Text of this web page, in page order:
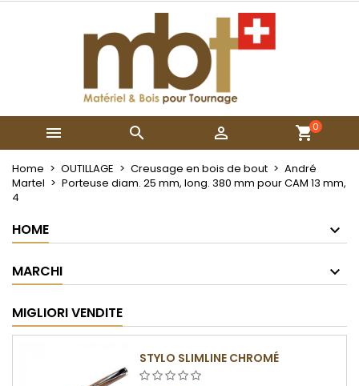
   0
Home OUTILLAGE Creusage en bois de bout
André
Martel
Porteuse diam. 25 mm, long. 380 mm pour CAM 13 mm,
4
HOME
MARCHI
MIGLIORI VENDITE
STYLO SLIMLINE CHROMÉ
My wishlists
Crea lista dei desideri
Accedi
Devi avere effettuato l'accesso per salvare dei
prodotti nella tua lista dei desideri.
Annulla Accedi